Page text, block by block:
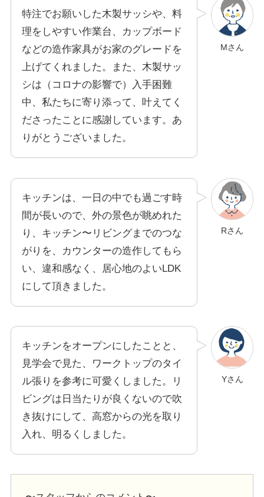
Mさん
特注でお願いした木製サッシや、料
理をしやすい作業台、カップボード
などの造作家具がお家のグレードを
上げてくれました。また、木製サッ
シは（コロナの影響で）入手困難
中、私たちに寄り添って、叶えてく
ださったことに感謝しています。あ
りがとうございました。
Rさん
キッチンは、一日の中でも過ごす時
間が長いので、外の景色が眺めれた
り、キッチン〜リビングまでのつな
がりを、カウンターの造作してもら
い、違和感なく、居心地のよいLDK
にして頂きました。
Yさん
キッチンをオープンにしたことと、
見学会で見た、ワークトップのタイ
ル張りを参考に可愛くしました。リ
ビングは日当たりが良くないので吹
き抜けにして、高窓からの光を取り
入れ、明るくしました。